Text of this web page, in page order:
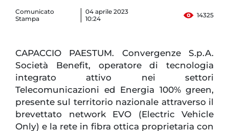
Comunicato
Stampa
04 aprile 2023
10:24
14325
CAPACCIO PAESTUM. Convergenze S.p.A.
Società Benefit, operatore di tecnologia
integrato attivo nei settori
Telecomunicazioni ed Energia 100% green,
presente sul territorio nazionale attraverso il
brevettato network EVO (Electric Vehicle
Only) e la rete in fibra ottica proprietaria con